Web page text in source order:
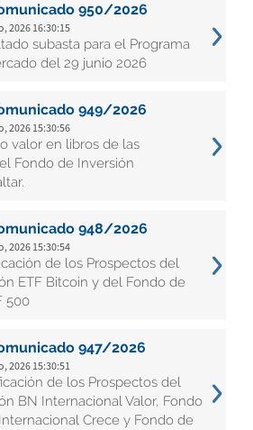
950/2026
2026 16:30:15
subasta para el Programa
del 29 junio 2026
949/2026
2026 15:30:56
valor en libros de las
Fondo de Inversión
948/2026
2026 15:30:54
de los Prospectos del
ETF Bitcoin y del Fondo de
500
947/2026
2026 15:30:51
de los Prospectos del
BN Internacional Valor, Fondo
Crece y Fondo de